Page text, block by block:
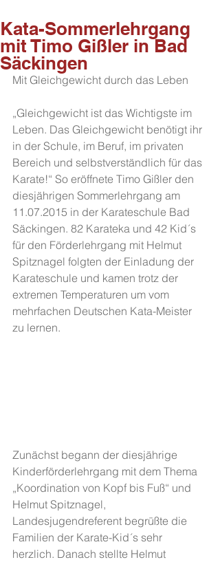
Kata-Sommerlehrgang
mit Timo Gißler in Bad
Säckingen
Mit Gleichgewicht durch das Leben
„Gleichgewicht ist das Wichtigste im
Leben. Das Gleichgewicht benötigt ihr
in der Schule, im Beruf, im privaten
Bereich und selbstverständlich für das
Karate!“ So eröffnete Timo Gißler den
diesjährigen Sommerlehrgang am
11.07.2015 in der Karateschule Bad
Säckingen. 82 Karateka und 42 Kid´s
für den Förderlehrgang mit Helmut
Spitznagel folgten der Einladung der
Karateschule und kamen trotz der
extremen Temperaturen um vom
mehrfachen Deutschen Kata-Meister
zu lernen.
Zunächst begann der diesjährige
Kinderförderlehrgang mit dem Thema
„Koordination von Kopf bis Fuß“ und
Helmut Spitznagel,
Landesjugendreferent begrüßte die
Familien der Karate-Kid´s sehr
herzlich. Danach stellte Helmut